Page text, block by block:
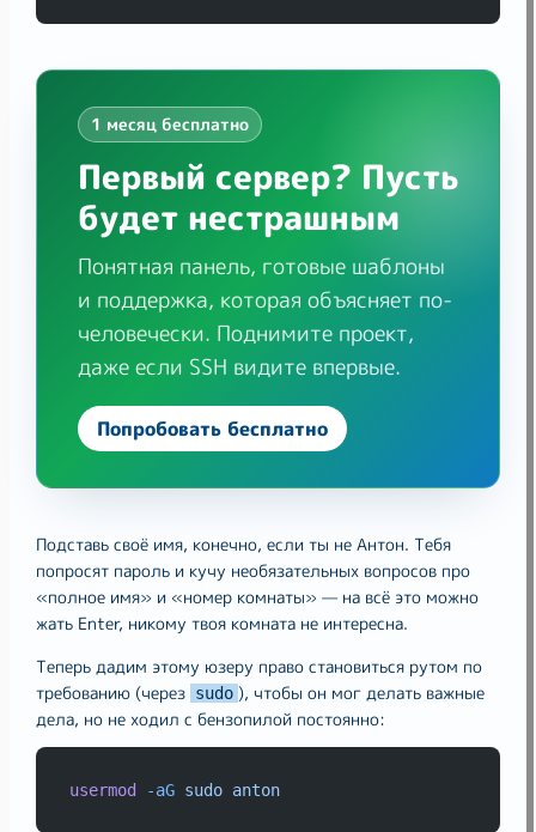
1 месяц бесплатно
Первый сервер? Пусть
будет нестрашным
Понятная панель, готовые шаблоны
и поддержка, которая объясняет по-
человечески. Поднимите проект,
даже если SSH видите впервые.
Попробовать бесплатно
Подставь своё имя, конечно, если ты не Антон. Тебя
попросят пароль и кучу необязательных вопросов про
«полное имя» и «номер комнаты» — на всё это можно
жать Enter, никому твоя комната не интересна.
Теперь дадим этому юзеру право становиться рутом по
требованию (через sudo ), чтобы он мог делать важные
дела, но не ходил с бензопилой постоянно:
usermod -aG sudo anton